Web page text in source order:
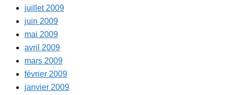
juillet 2009
juin 2009
mai 2009
avril 2009
mars 2009
février 2009
janvier 2009